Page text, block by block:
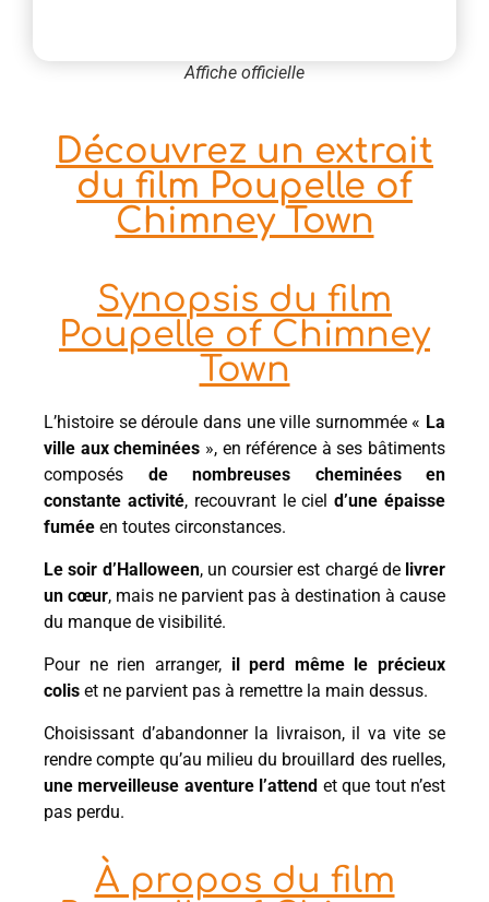
Affiche officielle
Découvrez un extrait
du film Poupelle of
Chimney Town
Synopsis du film
Poupelle of Chimney
Town
L’histoire se déroule dans une ville surnommée « La
ville aux cheminées », en référence à ses bâtiments
composés de nombreuses cheminées en
constante activité, recouvrant le cield’une épaisse
fumée en toutes circonstances.
Le soir d’Halloween, un coursier est chargé de livrer
un cœur, mais ne parvient pas à destination à cause
du manque de visibilité.
Pour ne rien arranger, il perd même le précieux
colis et ne parvient pas à remettre la main dessus.
Choisissant d’abandonner la livraison, il va vite se
rendre compte qu’au milieu du brouillard des ruelles,
une merveilleuse aventure l’attend et que tout n’est
pas perdu.
À propos du film